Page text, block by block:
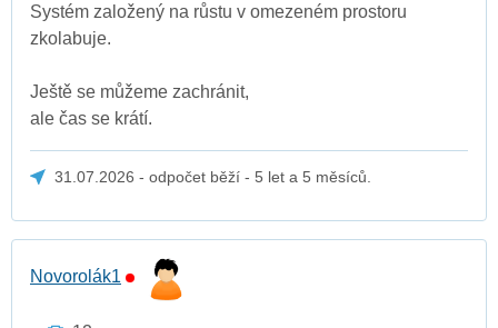
Systém založený na růstu v omezeném prostoru
zkolabuje.
Ještě se můžeme zachránit,
ale čas se krátí.
31.07.2026 - odpočet běží - 5 let a 5 měsíců.
Novorolák1